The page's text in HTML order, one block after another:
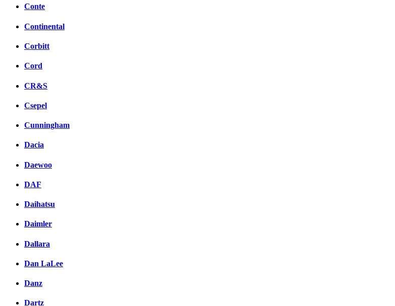
Conte
Continental
Corbitt
Cord
CR&S
Csepel
Cunningham
Dacia
Daewoo
DAF
Daihatsu
Daimler
Dallara
Dan LaLee
Danz
Dartz